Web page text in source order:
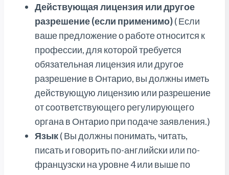
Действующая лицензия или другое
разрешение (если применимо)( Если
ваше предложение о работе относится к
профессии, для которой требуется
обязательная лицензия или другое
разрешение в Онтарио, вы должны иметь
действующую лицензию или разрешение
от соответствующего регулирующего
органа в Онтарио при подаче заявления.)
Язык( Вы должны понимать, читать,
писать и говорить по-английски или по-
французски на уровне 4 или выше по